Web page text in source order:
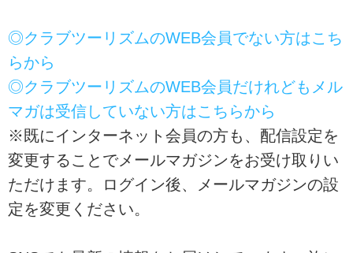
◎クラブツーリズムのWEB会員でない方はこち
らから
◎クラブツーリズムのWEB会員だけれどもメル
マガは受信していない方はこちらから
※既にインターネット会員の方も、配信設定を
変更することでメールマガジンをお受け取りい
ただけます。ログイン後、メールマガジンの設
定を変更ください。